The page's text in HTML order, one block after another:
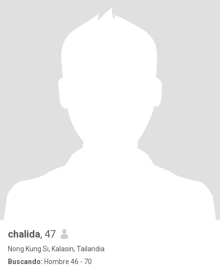
chalida, 47
Nong Kung Si, Kalasin, Tailandia
Buscando: Hombre 46 - 70